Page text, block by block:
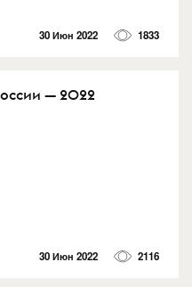
30 Июн 2022 1833
— 2022
30 Июн 2022 2116